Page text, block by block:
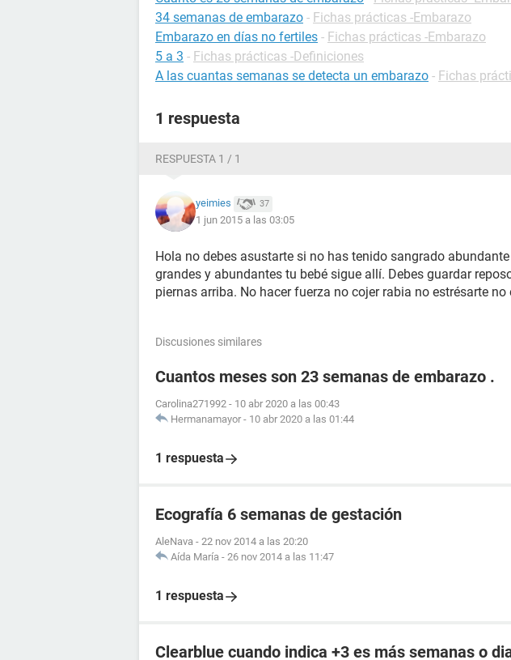
34 semanas de embarazo - Fichas prácticas -Embarazo
Embarazo en días no fertiles - Fichas prácticas -Embarazo
5 a 3 - Fichas prácticas -Definiciones
A las cuantas semanas se detecta un embarazo - Fichas
1 respuesta
RESPUESTA 1 / 1
yeimies 37
1 jun 2015 a las 03:05
Hola no debes asustarte si no has tenido sangrado
grandes y abundantes tu bebé sigue allí. Debes guardar
piernas arriba. No hacer fuerza no cojer rabia no estrésarte no
Discusiones similares
Cuantos meses son 23 semanas de embarazo .
Carolina271992 - 10 abr 2020 a las 00:43
Hermanamayor - 10 abr 2020 a las 01:44
1 respuesta
Ecografía 6 semanas de gestación
AleNava - 22 nov 2014 a las 20:20
Aída María - 26 nov 2014 a las 11:47
1 respuesta
Clearblue cuando indica +3 es más semanas o